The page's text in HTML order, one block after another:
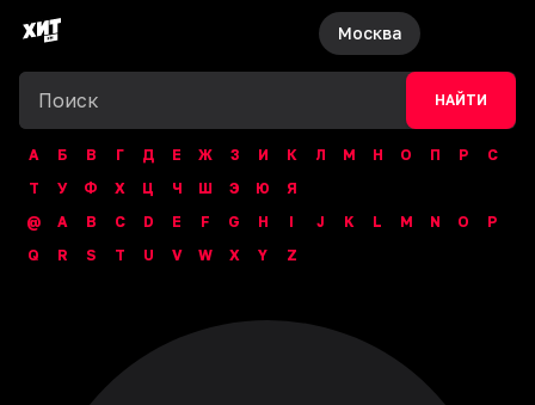
Москва
НАЙТИ
А Б В Г Д Е Ж З И К Л М Н О П Р
С
Т
У Ф Х Ц Ч Ш Э Ю
Я
@
A B C D E F G H I J K L M N O
P
Q
R S T U V W X Y Z